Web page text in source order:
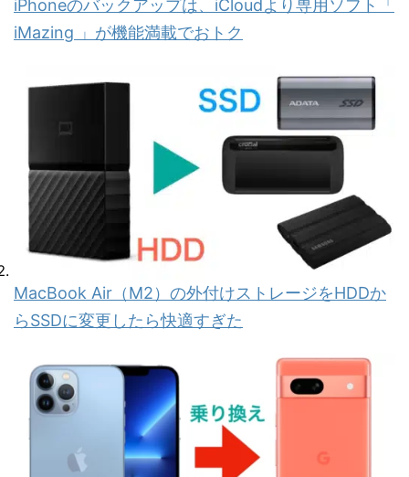
iPhoneのバックアップは、iCloudより専用ソフト「
iMazing 」が機能満載でおトク
MacBook Air（M2）の外付けストレージをHDDか
らSSDに変更したら快適すぎた